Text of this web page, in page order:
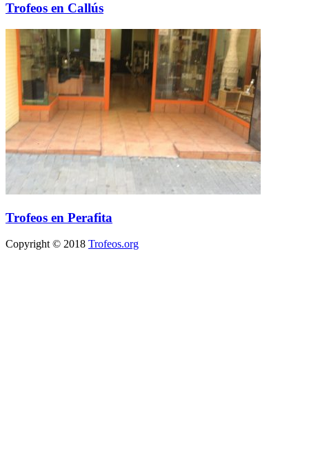
Trofeos en Callús
Trofeos en Perafita
Copyright © 2018 Trofeos.org